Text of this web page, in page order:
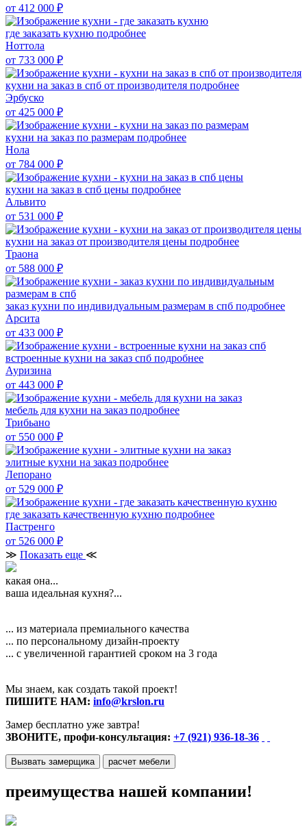
от 412 000 ₽
где заказать кухню подробнее
Ноттола
от 733 000 ₽
кухни на заказ в спб от производителя подробнее
Эрбуско
от 425 000 ₽
кухни на заказ по размерам подробнее
Нола
от 784 000 ₽
кухни на заказ в спб цены подробнее
Альвито
от 531 000 ₽
кухни на заказ от производителя цены подробнее
Траона
от 588 000 ₽
заказ кухни по индивидуальным размерам в спб подробнее
Арсита
от 433 000 ₽
встроенные кухни на заказ спб подробнее
Ауризина
от 443 000 ₽
мебель для кухни на заказ подробнее
Трибьано
от 550 000 ₽
элитные кухни на заказ подробнее
Лепорано
от 529 000 ₽
где заказать качественную кухню подробнее
Пастренго
от 526 000 ₽
≫ Показать еще ≪
какая она...
ваша идеальная кухня?...
... из материала премиального качества
... по персональному дизайн-проекту
... с увеличенной гарантией сроком на 3 года
Мы знаем, как создать такой проект!
ПИШИТЕ НАМ: info@krslon.ru
Замер бесплатно уже завтра!
ЗВОНИТЕ, профи-консультация: +7 (921) 936-18-36
Вызвать замерщика расчет мебели
преимущества нашей компании!